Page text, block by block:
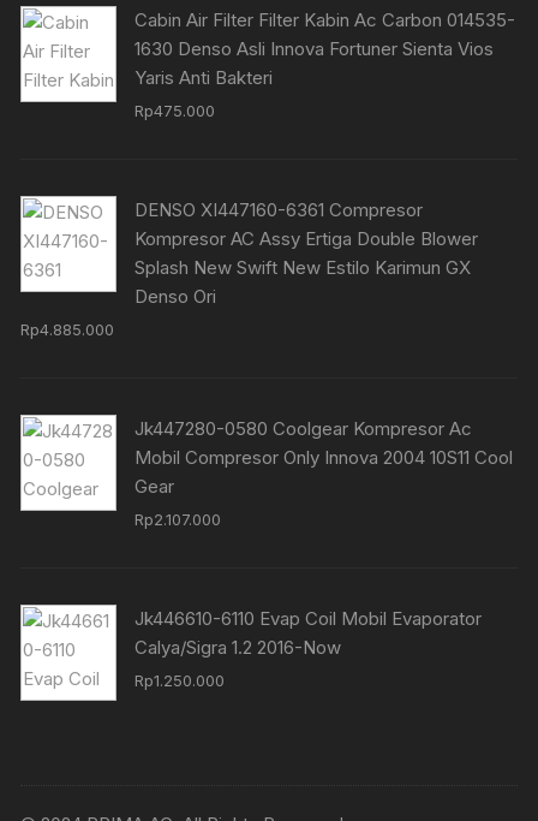
Cabin Air Filter Filter Kabin Ac Carbon 014535-
1630 Denso Asli Innova Fortuner Sienta Vios
Yaris Anti Bakteri
Rp475.000
DENSO XI447160-6361 Compresor
Kompresor AC Assy Ertiga Double Blower
Splash New Swift New Estilo Karimun GX
Denso Ori
Rp4.885.000
Jk447280-0580 Coolgear Kompresor Ac
Mobil Compresor Only Innova 2004 10S11 Cool
Gear
Rp2.107.000
Jk446610-6110 Evap Coil Mobil Evaporator
Calya/Sigra 1.2 2016-Now
Rp1.250.000